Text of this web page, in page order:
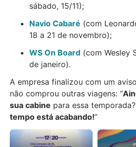
sábado, 15/11);
Navio Cabaré (com
18 a 21 de novembro);
WS On Board (com Wesley
de janeiro).
A empresa finalizou com um
não comprou outras viagens: “
sua cabine para essa temporada?
tempo está acabando!”